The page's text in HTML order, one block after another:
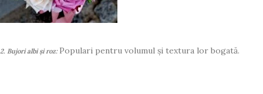
2. Bujori albi și roz: Populari pentru volumul și textura lor bogată.